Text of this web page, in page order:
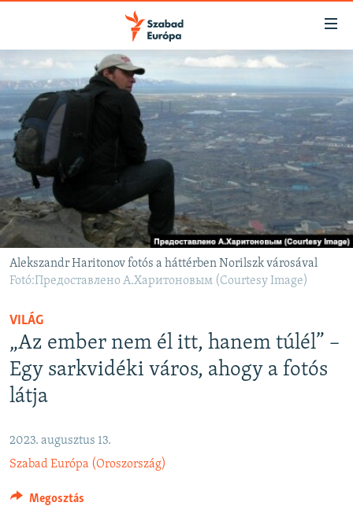
Akadálymentes
Ugrás
a
oldalra
Ugrás
a
tartalomjegyzékre
Ugrás
a
keresésre
NAPIRENDEN
AKTUÁLIS
PODCASTOK
VIDEÓK
ELEMZŐ
NER15
SZABADON
TÁRSADALOM
DEMOKRÁCIA
A PÉNZ NYOMÁBAN
EURÓPAI UNIÓ
VILÁG
A MÚLT TANULSÁGAI
KÖVESSEN MINKET!
Alekszandr Haritonov fotós a háttérben Norilszk városával
Fotó:Предоставлено А.Харитоновым (Courtesy Image)
VILÁG
„Az ember nem él itt, hanem túlél” –
Egy sarkvidéki város, ahogy a fotós
látja
2023. augusztus 13.
Szabad Európa (Oroszország)
Megosztás
FELIRATKOZÁS
Spotify
Feliratkozás